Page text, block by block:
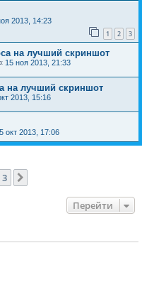
2013, 14:23
1 2 3
на лучший скриншот
15 ноя 2013, 21:33
на лучший скриншот
2013, 15:16
окт 2013, 17:06
3
Перейти